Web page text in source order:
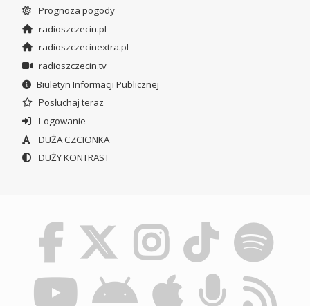
Prognoza pogody
radioszczecin.pl
radioszczecinextra.pl
radioszczecin.tv
Biuletyn Informacji Publicznej
Posłuchaj teraz
Logowanie
DUŻA CZCIONKA
DUŻY KONTRAST